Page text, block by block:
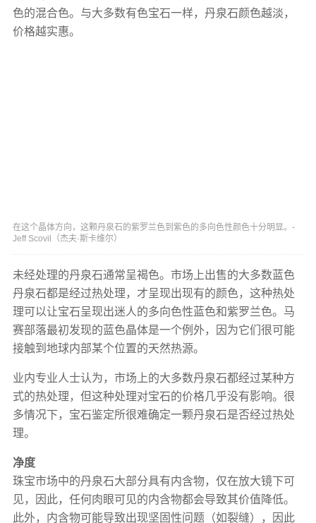
色的混合色。与大多数有色宝石一样，丹泉石颜色越淡，
价格越实惠。
在这个晶体方向，这颗丹泉石的紫罗兰色到紫色的多向色性颜色十分明显。-
Jeff Scovil（杰夫·斯卡维尔）
未经处理的丹泉石通常呈褐色。市场上出售的大多数蓝色
丹泉石都是经过热处理，才呈现出现有的颜色，这种热处
理可以让宝石呈现出迷人的多向色性蓝色和紫罗兰色。马
赛部落最初发现的蓝色晶体是一个例外，因为它们很可能
接触到地球内部某个位置的天然热源。
业内专业人士认为，市场上的大多数丹泉石都经过某种方
式的热处理，但这种处理对宝石的价格几乎没有影响。很
多情况下，宝石鉴定所很难确定一颗丹泉石是否经过热处
理。
净度
珠宝市场中的丹泉石大部分具有内含物，仅在放大镜下可
见，因此，任何肉眼可见的内含物都会导致其价值降低。
此外，内含物可能导致出现坚固性问题（如裂缝），因此